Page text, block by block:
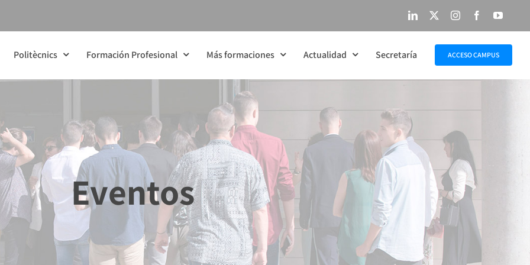
LinkedIn InstagramFacebook
Politècnics Formación Profesional Más formaciones Actualidad Secretaría ACCESO CAMPUS
Eventos